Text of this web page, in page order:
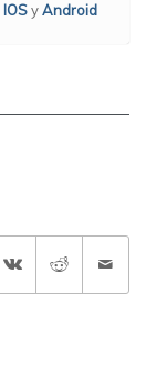
IOS yAndroid